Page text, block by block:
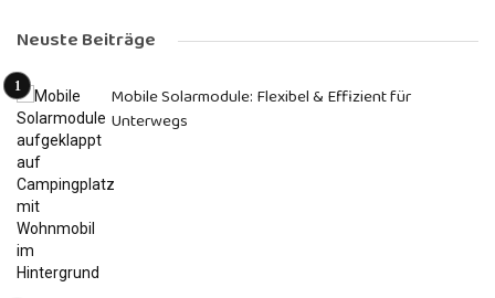
Neuste Beiträge
Mobile Solarmodule: Flexibel & Effizient für
Unterwegs